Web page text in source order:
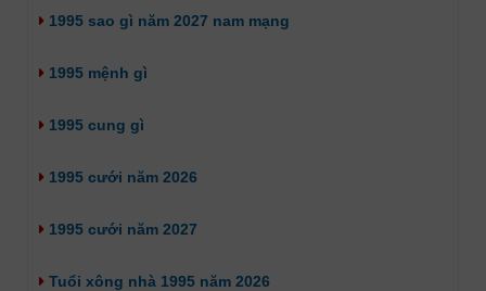
1995 sao gì năm 2027 nam mạng
1995 mệnh gì
1995 cung gì
1995 cưới năm 2026
1995 cưới năm 2027
Tuổi xông nhà 1995 năm 2026